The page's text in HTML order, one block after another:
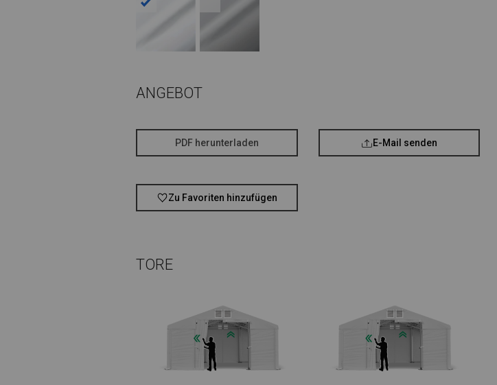
ANGEBOT
PDF herunterladen E-Mail senden
Zu Favoriten hinzufügen
TORE